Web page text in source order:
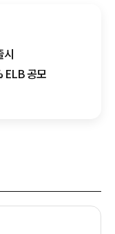
시
ELB 공모